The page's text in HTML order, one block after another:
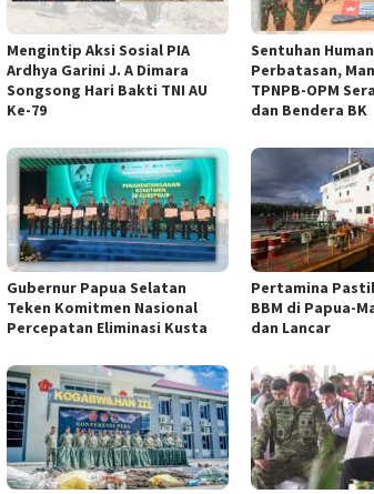
Mengintip Aksi Sosial PIA
Ardhya Garini J. A Dimara
Songsong Hari Bakti TNI AU
Ke-79
Sentuhan
Perbatasan,
TPNPB-OPM
dan Bendera BK
Gubernur Papua Selatan
Teken Komitmen Nasional
Percepatan Eliminasi Kusta
Pertamina
BBM di Papua-
dan Lancar